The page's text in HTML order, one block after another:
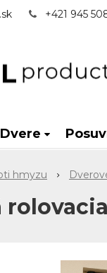
+421 945
Dvere
hmyzu